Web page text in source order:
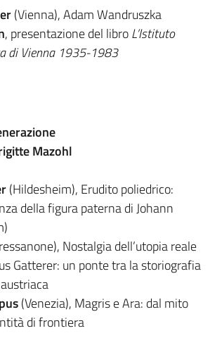
(Vienna), Adam Wandruszka
, presentazione del libroL’Istituto
di Vienna 1935-1983
Mazohl
(Hildesheim), Erudito poliedrico:
della figura paterna di Johann
Nostalgia dell’utopia reale
Gatterer: un ponte tra la storiografia
(Venezia), Magris e Ara: dal mito
di frontiera